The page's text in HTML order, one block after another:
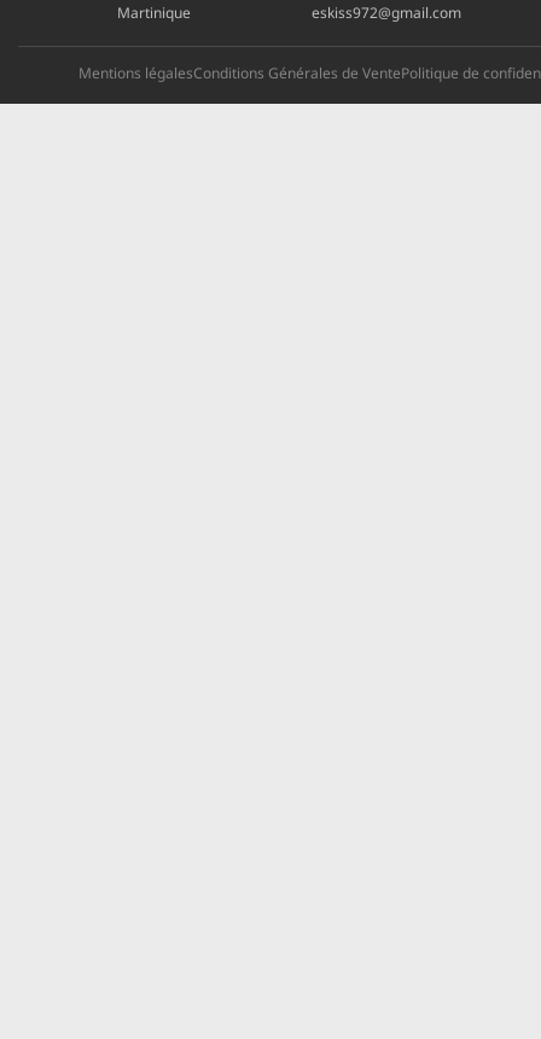
Martinique
eskiss972@gmail.com
Mentions légalesConditions Générales de VentePolitique de